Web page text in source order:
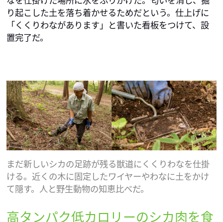
り起こした土を落ち着かせるためだという。仕上げに
「くくりわながあります」と書いた看板をつけて、設
置完了だ。
まだ新しいシカの足跡が残る獣道にくくりわなを仕掛
ける。近くの木に固定したワイヤーやわなに土をかけ
て隠す。人と野生動物の知恵比べだ。
高タンパク低カロリーのシカ肉を食